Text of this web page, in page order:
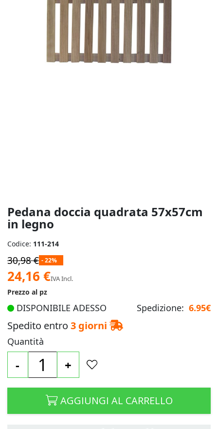
Pedana doccia quadrata 57x57cm
in legno
Codice: 111-214
30,98 € - 22%
Prezzo
speciale
24,16 €IVA Incl.
Prezzo al pz
DISPONIBILE ADESSO Spedizione: 6.95€
Spedito entro 3 giorni
Quantità
- +
AGGIUNGI AL CARRELLO